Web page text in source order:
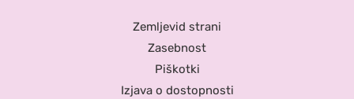
Zemljevid strani
Zasebnost
Piškotki
Izjava o dostopnosti